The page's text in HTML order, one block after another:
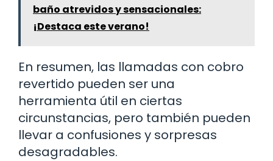
baño atrevidos y sensacionales:
¡Destaca este verano!
En resumen, las llamadas con cobro
revertido pueden ser una
herramienta útil en ciertas
circunstancias, pero también pueden
llevar a confusiones y sorpresas
desagradables.